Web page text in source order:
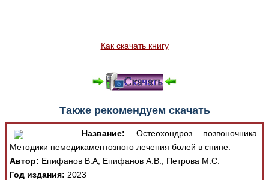
Как скачать книгу
Также рекомендуем скачать
Название: Остеохондроз позвоночника.
Методики немедикаментозного лечения болей в спине.
Автор: Епифанов В.А, Епифанов А.В., Петрова М.С.
Год издания: 2023